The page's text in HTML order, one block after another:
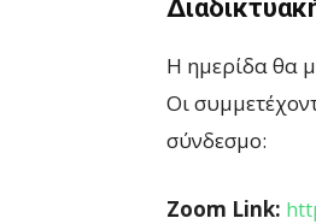
Η ημερίδα θα
Οι
σύνδεσμο:
Zoom Link: